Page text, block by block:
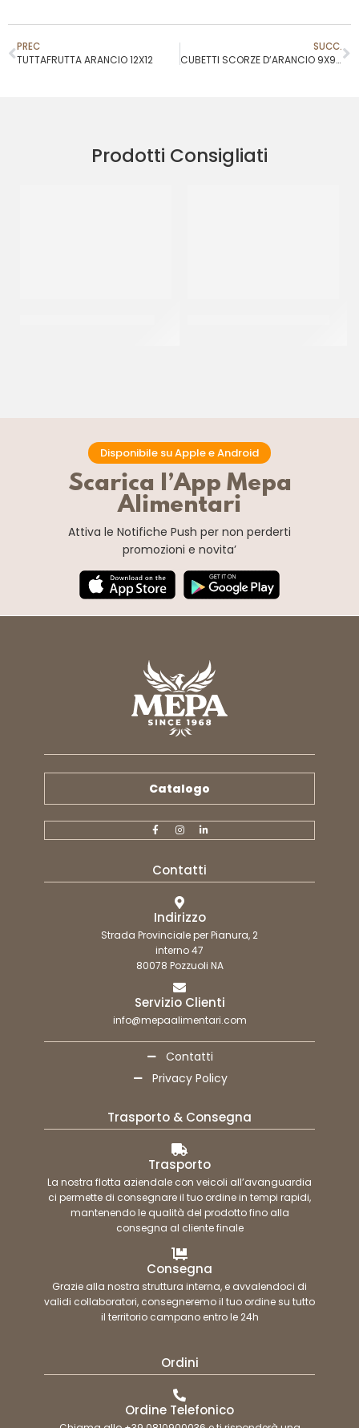
PREC
TUTTAFRUTTA ARANCIO 12X12
SUCC.
CUBETTI SCORZE D’ARANCIO 9X9 T.E
Prodotti Consigliati
Disponibile su Apple e Android
Scarica l’App Mepa
Alimentari
Attiva le Notifiche Push per non perderti
promozioni e novita’
Catalogo
Contatti
Indirizzo
Strada Provinciale per Pianura, 2
interno 47
80078 Pozzuoli NA
Servizio Clienti
info@mepaalimentari.com
Contatti
Privacy Policy
Trasporto & Consegna
Trasporto
La nostra flotta aziendale con veicoli all’avanguardia
ci permette di consegnare il tuo ordine in tempi rapidi,
mantenendo le qualità del prodotto fino alla
consegna al cliente finale
Consegna
Grazie alla nostra struttura interna, e avvalendoci di
validi collaboratori, consegneremo il tuo ordine su tutto
il territorio campano entro le 24h
Ordini
Ordine Telefonico